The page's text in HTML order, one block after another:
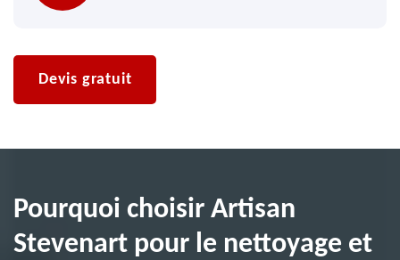
Devis gratuit
Pourquoi choisir Artisan
Stevenart pour le nettoyage et